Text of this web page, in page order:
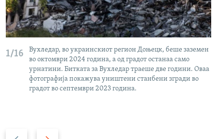
1/16
Вухледар, во украинскиот регион Доњецк, беше заземен
во октомври 2024 година, а од градот останаа само
урнатини. Битката за Вухледар траеше две години. Оваа
фотографија покажува уништени станбени згради во
градот во септември 2023 година.